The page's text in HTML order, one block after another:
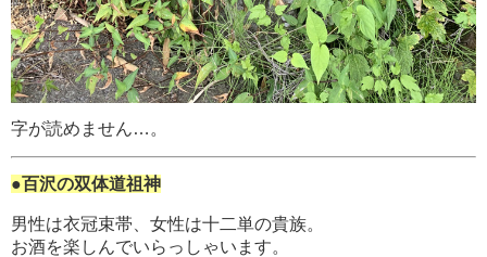
字が読めません…。
●百沢の双体道祖神
男性は衣冠束帯、女性は十二単の貴族。
お酒を楽しんでいらっしゃいます。